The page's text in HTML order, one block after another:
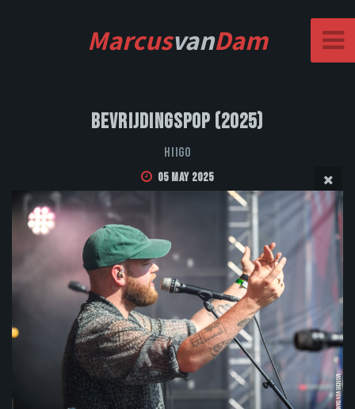
MarcusvanDam
Bevrijdingspop (2025)
Hiigo
05 May 2025